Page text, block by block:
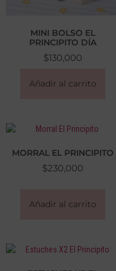
MINI BOLSO EL
PRINCIPITO DÍA
$130,000
Añadir al carrito
MORRAL EL PRINCIPITO
$230,000
Añadir al carrito